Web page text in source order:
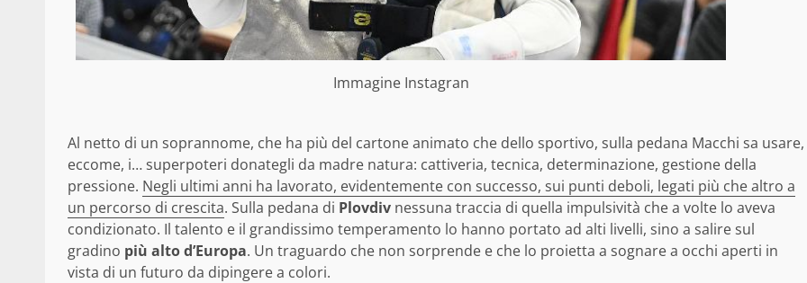
Immagine Instagran
Al netto di un soprannome, che ha più del cartone animato che dello sportivo, sulla pedana Macchi sa usare,
eccome, i… superpoteri donategli da madre natura: cattiveria, tecnica, determinazione, gestione della
pressione. Negli ultimi anni ha lavorato, evidentemente con successo, sui punti deboli, legati più che altro a
un percorso di crescita. Sulla pedana di Plovdiv nessuna traccia di quella impulsività che a volte lo aveva
condizionato. Il talento e il grandissimo temperamento lo hanno portato ad alti livelli, sino a salire sul
gradino più alto d’Europa. Un traguardo che non sorprende e che lo proietta a sognare a occhi aperti in
vista di un futuro da dipingere a colori.